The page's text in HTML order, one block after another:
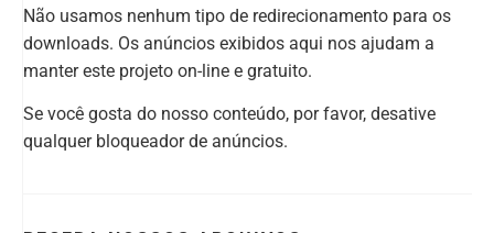
Não usamos nenhum tipo de redirecionamento para os
downloads. Os anúncios exibidos aqui nos ajudam a
manter este projeto on-line e gratuito.
Se você gosta do nosso conteúdo, por favor, desative
qualquer bloqueador de anúncios.